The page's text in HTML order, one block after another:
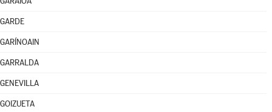
GARDE
GARÍNOAIN
GARRALDA
GENEVILLA
GOIZUETA